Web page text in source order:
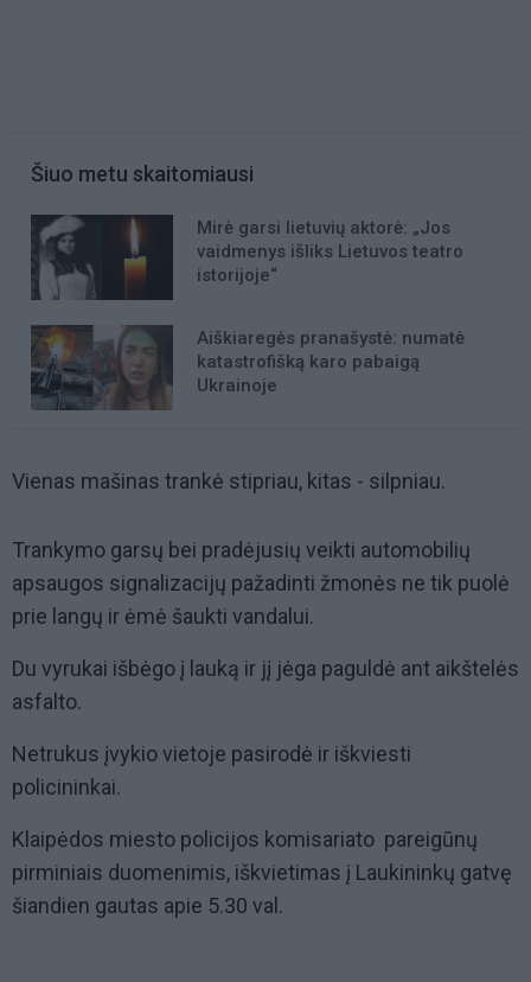
Šiuo metu skaitomiausi
Mirė garsi lietuvių aktorė: „Jos
vaidmenys išliks Lietuvos teatro
istorijoje“
Aiškiaregės pranašystė: numatė
katastrofišką karo pabaigą
Ukrainoje
Vienas mašinas trankė stipriau, kitas - silpniau.
Trankymo garsų bei pradėjusių veikti automobilių
apsaugos signalizacijų pažadinti žmonės ne tik puolė
prie langų ir ėmė šaukti vandalui.
Du vyrukai išbėgo į lauką ir jį jėga paguldė ant aikštelės
asfalto.
Netrukus įvykio vietoje pasirodė ir iškviesti
policininkai.
Klaipėdos miesto policijos komisariato pareigūnų
pirminiais duomenimis, iškvietimas į Laukininkų gatvę
šiandien gautas apie 5.30 val.